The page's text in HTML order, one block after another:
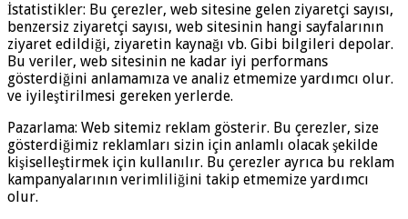
İstatistikler: Bu çerezler, web sitesine gelen ziyaretçi sayısı,
benzersiz ziyaretçi sayısı, web sitesinin hangi sayfalarının
ziyaret edildiği, ziyaretin kaynağı vb. Gibi bilgileri depolar.
Bu veriler, web sitesinin ne kadar iyi performans
gösterdiğini anlamamıza ve analiz etmemize yardımcı olur.
ve iyileştirilmesi gereken yerlerde.
Pazarlama: Web sitemiz reklam gösterir. Bu çerezler, size
gösterdiğimiz reklamları sizin için anlamlı olacak şekilde
kişiselleştirmek için kullanılır. Bu çerezler ayrıca bu reklam
kampanyalarının verimliliğini takip etmemize yardımcı
olur.